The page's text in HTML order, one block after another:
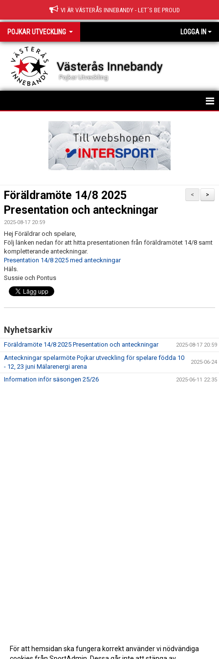
VI ÄR VÄSTERÅS INNEBANDY - LET´S BE PROUD
POJKAR UTVECKLING LOGGA IN
Västerås Innebandy
Pojkar Utveckling
NYHETER
DOKUMENT
ANMÄL DIG HÄR
>
<
Föräldramöte 14/8 2025
Presentation och anteckningar
2025-08-17 20:59
Hej Föräldrar och spelare,
Följ länken nedan för att hitta presentationen från föräldramötet 14/8 samt
kompletterande anteckningar.
Presentation 14/8 2025 med anteckningar
Häls.
Sussie och Pontus
Nyhetsarkiv
Föräldramöte 14/8 2025 Presentation och anteckningar 2025-08-17 20:59
Anteckningar spelarmöte Pojkar utveckling för spelare födda 10
- 12, 23 juni Mälarenergi arena
2025-06-24
Information inför säsongen 25/26 2025-06-11 22:35
För att hemsidan ska fungera korrekt använder vi nödvändiga